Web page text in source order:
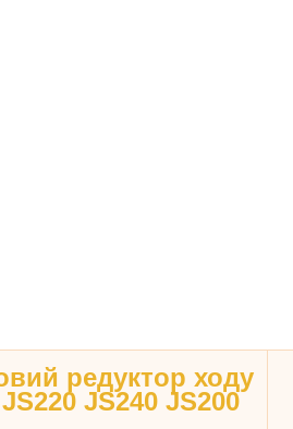
редуктор ходу
JS240 JS200